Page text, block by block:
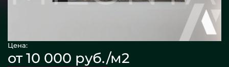
Цена:
от 10 000 руб./м2